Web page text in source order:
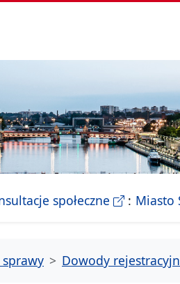
Informacji Publicznej Urzedu
społeczne- stronaMiasto
Dowody